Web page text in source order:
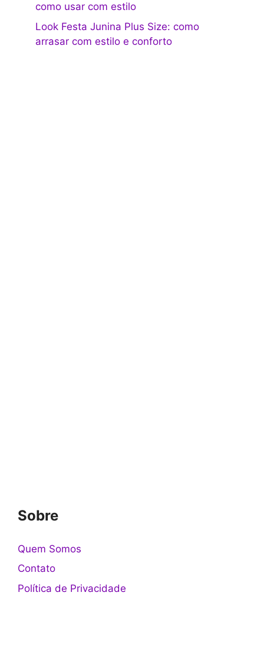
como usar com estilo
Look Festa Junina Plus Size: como
arrasar com estilo e conforto
Sobre
Quem Somos
Contato
Política de Privacidade